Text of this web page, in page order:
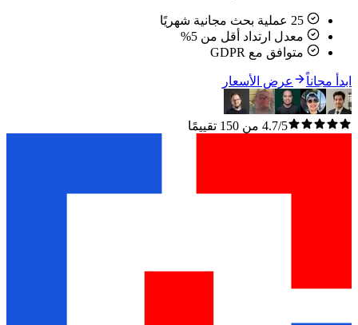
معدل ارتداد أقل من 5%
متوافق مع GDPR
ابدأ مجاناً عرض الأسعار
4.7/5 من 150 تقييمًا